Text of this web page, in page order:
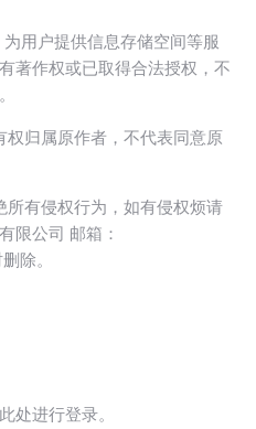
用户提供信息存储空间等服
著作权或已取得合法授权，不
归属原作者，不代表同意原
所有侵权行为，如有侵权烦请
限公司 邮箱：
除。
处进行登录。